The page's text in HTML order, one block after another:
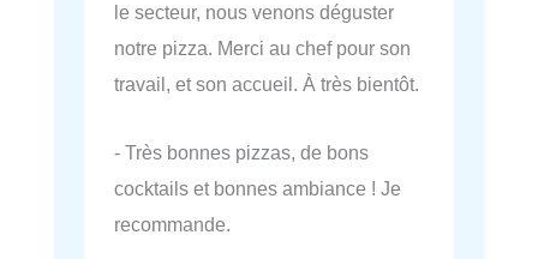
le secteur, nous venons déguster
notre pizza. Merci au chef pour son
travail, et son accueil. À très bientôt.
- Très bonnes pizzas, de bons
cocktails et bonnes ambiance ! Je
recommande.